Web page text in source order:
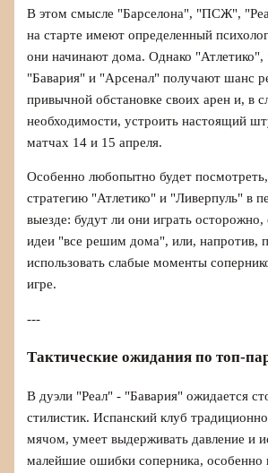
В этом смысле "Барселона", "ПСЖ",
на старте имеют определенный
они начинают дома. Однако "Атлетико",
"Бавария" и "Арсенал" получают шанс
привычной обстановке своих арен и, в
необходимости, устроить настоящий
матчах 14 и 15 апреля.
Особенно любопытно будет
стратегию "Атлетико" и "Ливерпуль" в
выезде: будут ли они играть осторожно,
идеи "все решим дома", или, напротив,
использовать слабые моменты
игре.
---
Тактические ожидания по топ-
В дуэли "Реал" - "Бавария" ожидается
стилистик. Испанский клуб
мячом, умеет выдерживать давление и
малейшие ошибки соперника, особенно